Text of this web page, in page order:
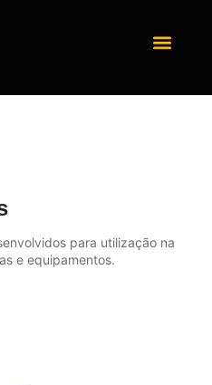
para utilização na
e equipamentos.